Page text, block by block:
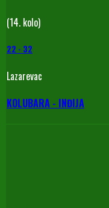
(14. kolo)
22 - 32
Lazarevac
KOLUBARA - INĐIJA